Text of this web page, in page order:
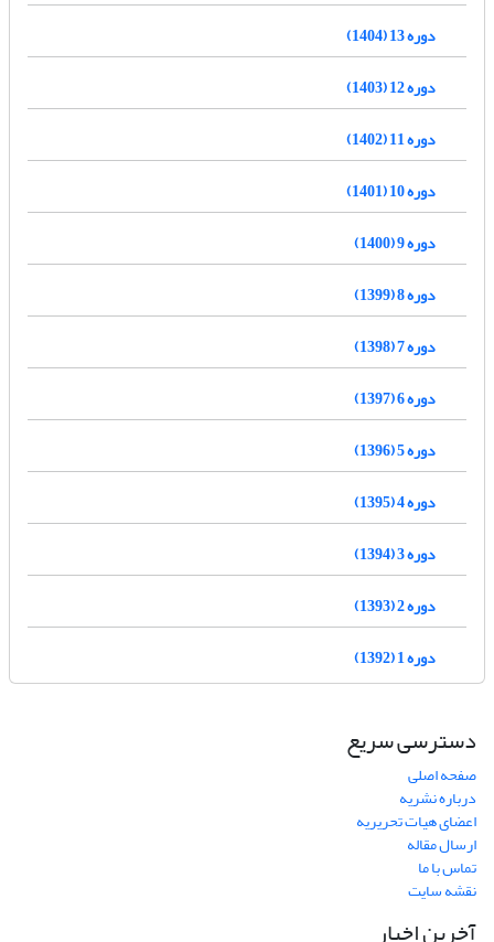
دوره 13 (1404)
دوره 12 (1403)
دوره 11 (1402)
دوره 10 (1401)
دوره 9 (1400)
دوره 8 (1399)
دوره 7 (1398)
دوره 6 (1397)
دوره 5 (1396)
دوره 4 (1395)
دوره 3 (1394)
دوره 2 (1393)
دوره 1 (1392)
دسترسی سریع
صفحه اصلی
درباره نشریه
اعضای هیات تحریریه
ارسال مقاله
تماس با ما
نقشه سایت
آخرین اخبار